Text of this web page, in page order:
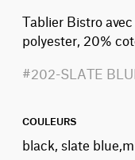
Tablier Bistro
polyester, 20%
#202-SLATE
COULEURS
black, slate